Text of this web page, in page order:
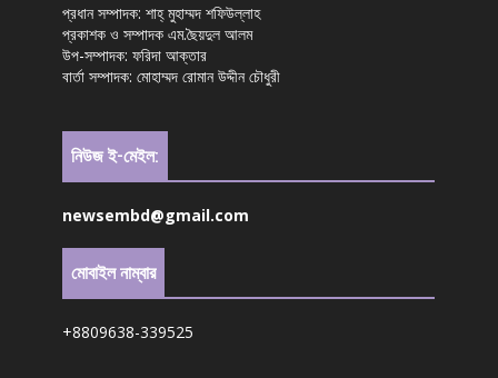
প্রধান সম্পাদক: শাহ্ মুহাম্মদ শফিউল্লাহ
প্রকাশক ও সম্পাদক এম.ছৈয়দুল আলম
উপ-সম্পাদক: ফরিদা আক্তার
বার্তা সম্পাদক: মোহাম্মদ রোমান উদ্দীন চৌধুরী
নিউজ ই-মেইল:
newsembd@gmail.com
মোবাইল নাম্বার
+8809638-339525